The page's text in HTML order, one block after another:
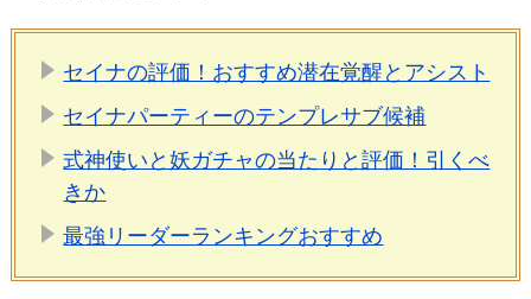
セイナの評価！おすすめ潜在覚醒とアシスト
セイナパーティーのテンプレサブ候補
式神使いと妖ガチャの当たりと評価！引くべ
きか
最強リーダーランキングおすすめ